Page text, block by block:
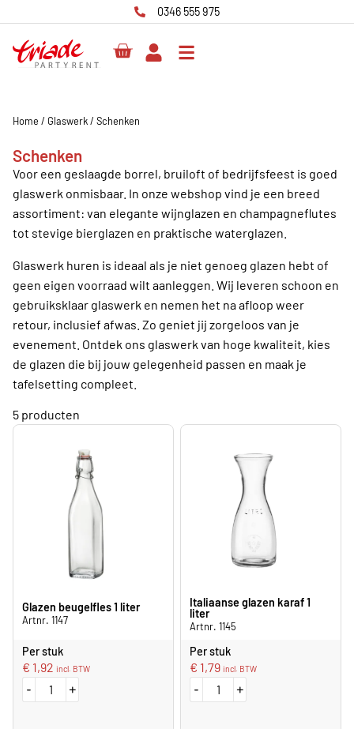
0346 555 975
Home / Glaswerk/ Schenken
Schenken
Voor een geslaagde borrel, bruiloft of bedrijfsfeest is goed
glaswerk onmisbaar. In onze webshop vind je een breed
assortiment: van elegante wijnglazen en champagneflutes
tot stevige bierglazen en praktische waterglazen.
Glaswerk huren is ideaal als je niet genoeg glazen hebt of
geen eigen voorraad wilt aanleggen. Wij leveren schoon en
gebruiksklaar glaswerk en nemen het na afloop weer
retour, inclusief afwas. Zo geniet jij zorgeloos van je
evenement. Ontdek ons glaswerk van hoge kwaliteit, kies
de glazen die bij jouw gelegenheid passen en maak je
tafelsetting compleet.
5 producten
Glazen beugelfles 1 liter
Artnr. 1147
Per stuk
€ 1,92 incl. BTW
- +
Italiaanse glazen karaf 1
liter
Artnr. 1145
Per stuk
€ 1,79 incl. BTW
- +